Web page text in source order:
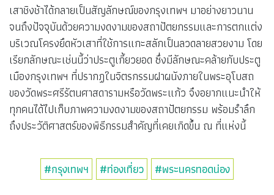
เสาชิงช้าได้กลายเป็นสัญลักษณ์ของกรุงเทพฯ มาอย่างยาวนาน
จนถึงปัจจุบันด้วยความงดงามของสถาปัตยกรรมและการตกแต่ง
บริเวณโครงยึดหัวเสาที่ใช้การแกะสลักเป็นลวดลายสวยงาม โดย
เรียกลักษณะเช่นนี้ว่าประตูเกี้ยวยอด ซึ่งมีลักษณะคล้ายกับประตู
เมืองกรุงเทพฯ ที่ปรากฏในจิตรกรรมฝาผนังภายในพระอุโบสถ
ของวัดพระศรีรัตนศาสดารามหรือวัดพระแก้ว จึงอยากแนะนำให้
ทุกคนได้ไปเก็บภาพความงดงามของสถาปัตยกรรม พร้อมรำลึก
ถึงประวัติศาสตร์ของพิธีกรรมสำคัญที่เคยเกิดขึ้น ณ ที่แห่งนี้
#กรุงเทพฯ #ท่องเที่ยว #พระนครทอดน่อง